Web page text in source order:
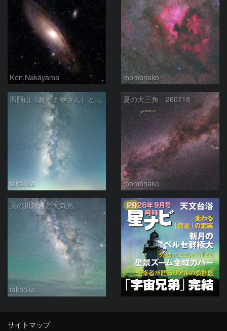
Ken.Nakayama momonako
四阿山（あずまやさん）と立ち昇る夏の銀河
takaoka
夏の大三角 260718
momonako
天の川銀河と大気光
takaoka
PR
サイトマップ